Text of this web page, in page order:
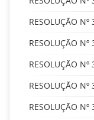
RESOLUÇÃO
RESOLUÇÃO
RESOLUÇÃO
RESOLUÇÃO
RESOLUÇÃO